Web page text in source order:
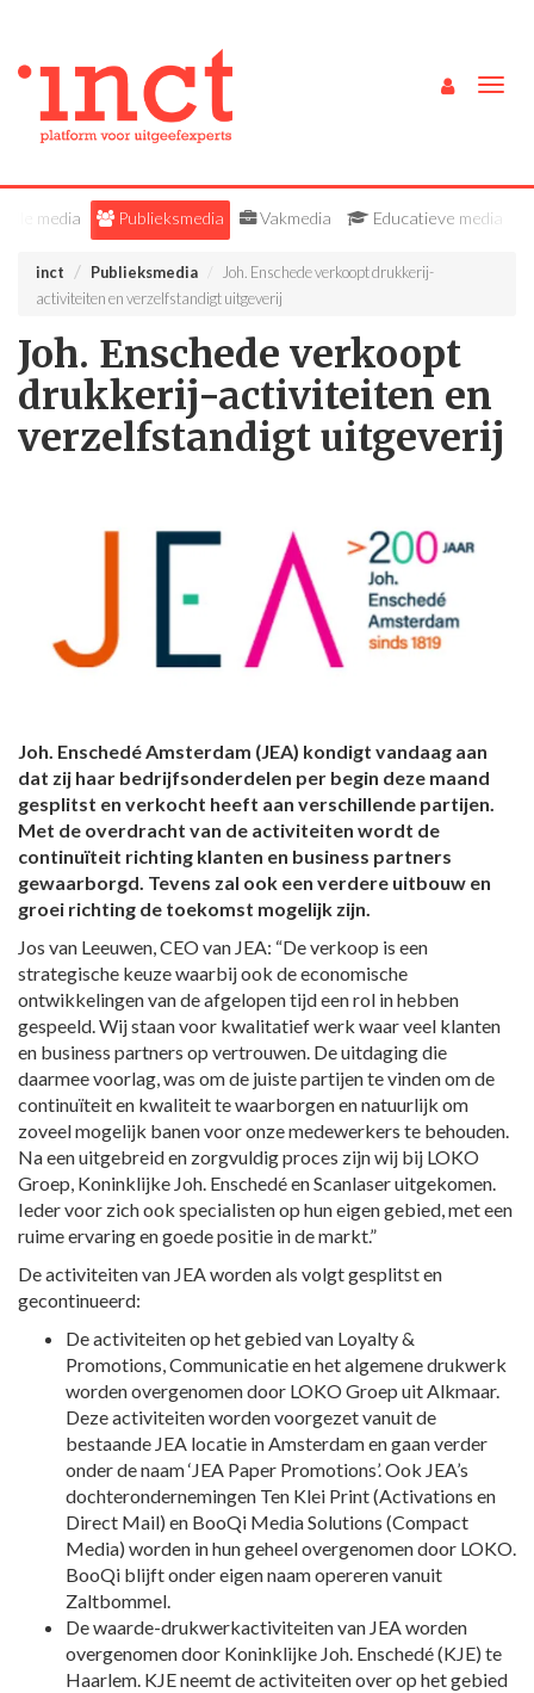
Alle media Publieksmedia Vakmedia Educatieve media
inct Publieksmedia
Joh. Enschede verkoopt drukkerij-
activiteiten en verzelfstandigt uitgeverij
Joh. Enschede verkoopt
drukkerij-activiteiten en
verzelfstandigt uitgeverij
Joh. Enschedé Amsterdam (JEA) kondigt vandaag aan
dat zij haar bedrijfsonderdelen per begin deze maand
gesplitst en verkocht heeft aan verschillende partijen.
Met de overdracht van de activiteiten wordt de
continuïteit richting klanten en business partners
gewaarborgd. Tevens zal ook een verdere uitbouw en
groei richting de toekomst mogelijk zijn.
Jos van Leeuwen, CEO van JEA: “De verkoop is een
strategische keuze waarbij ook de economische
ontwikkelingen van de afgelopen tijd een rol in hebben
gespeeld. Wij staan voor kwalitatief werk waar veel klanten
en business partners op vertrouwen. De uitdaging die
daarmee voorlag, was om de juiste partijen te vinden om de
continuïteit en kwaliteit te waarborgen en natuurlijk om
zoveel mogelijk banen voor onze medewerkers te behouden.
Na een uitgebreid en zorgvuldig proces zijn wij bij LOKO
Groep, Koninklijke Joh. Enschedé en Scanlaser uitgekomen.
Ieder voor zich ook specialisten op hun eigen gebied, met een
ruime ervaring en goede positie in de markt.”
De activiteiten van JEA worden als volgt gesplitst en
gecontinueerd:
De activiteiten op het gebied van Loyalty &
Promotions, Communicatie en het algemene drukwerk
worden overgenomen door LOKO Groep uit Alkmaar.
Deze activiteiten worden voorgezet vanuit de
bestaande JEA locatie in Amsterdam en gaan verder
onder de naam ‘JEA Paper Promotions’. Ook JEA’s
dochterondernemingen Ten Klei Print (Activations en
Direct Mail) en BooQi Media Solutions (Compact
Media) worden in hun geheel overgenomen door LOKO.
BooQi blijft onder eigen naam opereren vanuit
Zaltbommel.
De waarde-drukwerkactiviteiten van JEA worden
overgenomen door Koninklijke Joh. Enschedé (KJE) te
Haarlem. KJE neemt de activiteiten over op het gebied